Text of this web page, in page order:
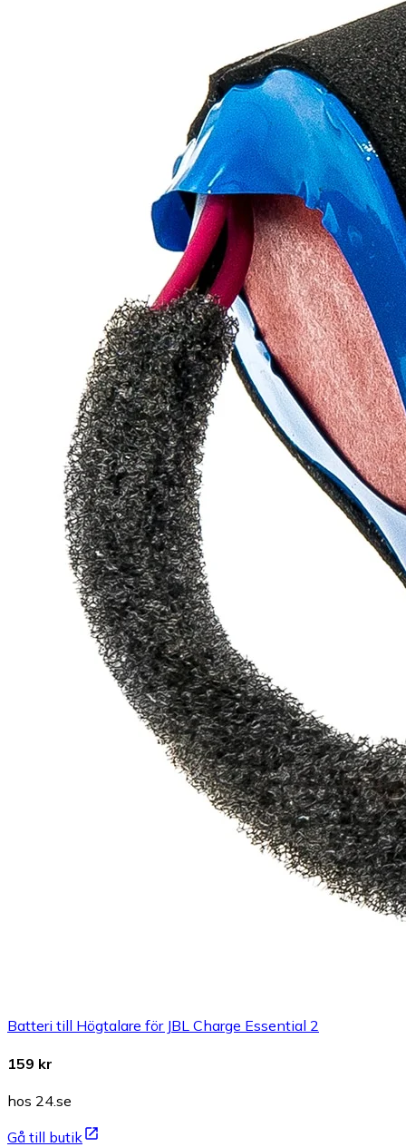
Batteri till Högtalare för JBL Charge Essential 2
159 kr
hos 24.se
Gå till butik